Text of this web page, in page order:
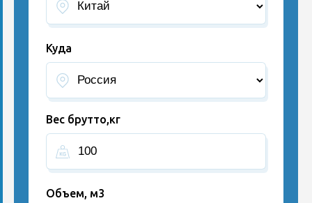
Куда
Вес брутто,кг
Объем, м3